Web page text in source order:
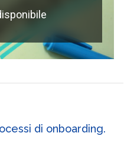
di onboarding.